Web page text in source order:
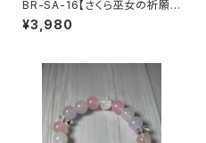
BR-SA-16【さくら巫女の祈願ブ
レスレット】カラージェード × 水
晶（15〜16cm）｜うまさくセレ
¥3,980